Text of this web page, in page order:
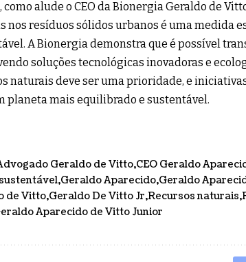
como alude o CEO da Bionergia Geraldo de
nos resíduos sólidos urbanos é uma medida
A Bionergia demonstra que é possível
soluções tecnológicas inovadoras e
naturais deve ser uma prioridade, e
planeta mais equilibrado e sustentável.
Geraldo de Vitto CEO Geraldo
Geraldo Aparecido Geraldo
de Vitto Geraldo De Vitto Jr Recursos naturais
Aparecido de Vitto Junior